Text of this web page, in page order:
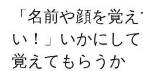
「名前や顔を覚
い！」いかにし
覚えてもらうか